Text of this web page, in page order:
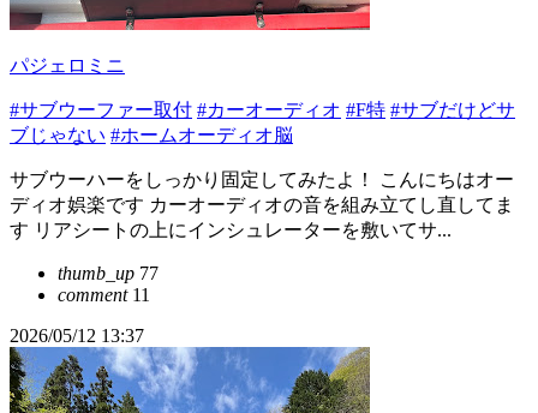
パジェロミニ
#サブウーファー取付 #カーオーディオ #F特 #サブだけどサ
ブじゃない #ホームオーディオ脳
サブウーハーをしっかり固定してみたよ！ こんにちはオー
ディオ娯楽です カーオーディオの音を組み立てし直してま
す リアシートの上にインシュレーターを敷いてサ...
thumb_up 77
comment11
2026/05/12 13:37